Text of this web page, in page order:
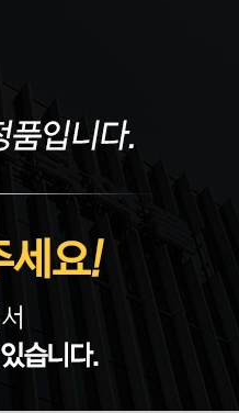
PAYCO 바로구매